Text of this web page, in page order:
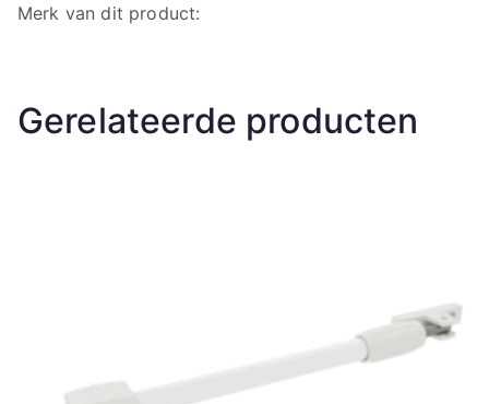
Merk van dit product:
Gerelateerde producten